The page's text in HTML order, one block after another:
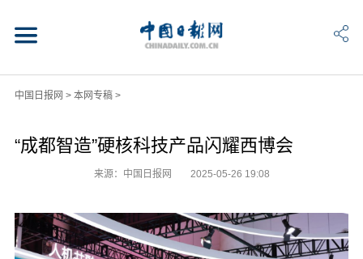
中国日报网 > 本网专稿>
“成都智造”硬核科技产品闪耀西博会
来源：中国日报网 2025-05-26 19:08